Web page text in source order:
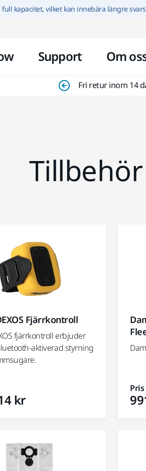
Hoppa
kapacitet, vilket kan innebära längre
Support Om
Fri retur inom 14
Fjärrkontroll
fjärrkontroll erbjuder
aktiverad styrning
kr